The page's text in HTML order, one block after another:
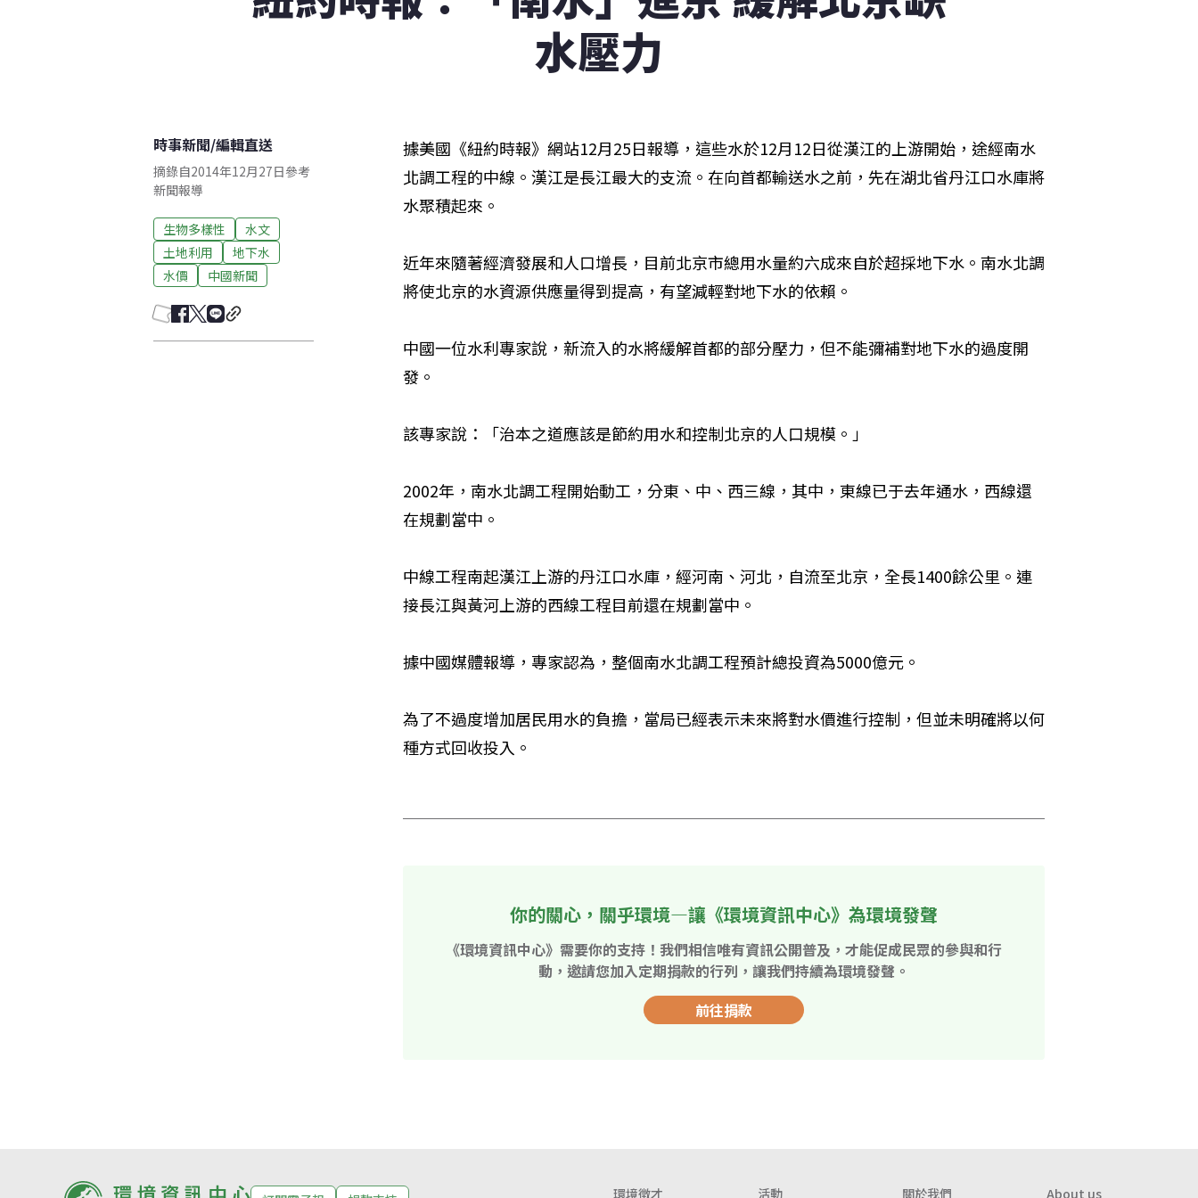
水壓力
時事新聞/編輯直送
摘錄自2014年12月27日參考
新聞報導
生物多樣性
水文
土地利用
地下水
水價
中國新聞
據美國《紐約時報》網站12月25日報導，這些水於12月12日從漢江的上游開始，途經南水
北調工程的中線。漢江是長江最大的支流。在向首都輸送水之前，先在湖北省丹江口水庫將
水聚積起來。
近年來隨著經濟發展和人口增長，目前北京市總用水量約六成來自於超採地下水。南水北調
將使北京的水資源供應量得到提高，有望減輕對地下水的依賴。
中國一位水利專家說，新流入的水將緩解首都的部分壓力，但不能彌補對地下水的過度開
發。
該專家說：「治本之道應該是節約用水和控制北京的人口規模。」
2002年，南水北調工程開始動工，分東、中、西三線，其中，東線已于去年通水，西線還
在規劃當中。
中線工程南起漢江上游的丹江口水庫，經河南、河北，自流至北京，全長1400餘公里。連
接長江與黃河上游的西線工程目前還在規劃當中。
據中國媒體報導，專家認為，整個南水北調工程預計總投資為5000億元。
為了不過度增加居民用水的負擔，當局已經表示未來將對水價進行控制，但並未明確將以何
種方式回收投入。
你的關心，關乎環境—讓《環境資訊中心》為環境發聲
《環境資訊中心》需要你的支持！我們相信唯有資訊公開普及，才能促成民眾的參與和行
動，邀請您加入定期捐款的行列，讓我們持續為環境發聲。
前往捐款
環境徵才 活動 關於我們 About us